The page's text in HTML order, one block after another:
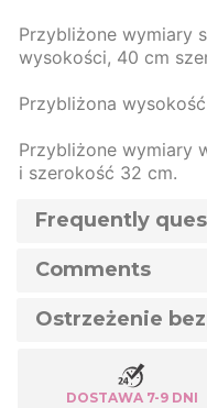
Przybliżone wymiary
wysokości, 40 cm
Przybliżona
Przybliżone wymiary
i szerokość 32 cm.
Frequently
Comments
Ostrzeżenie
DOSTAWA 7-9 DNI